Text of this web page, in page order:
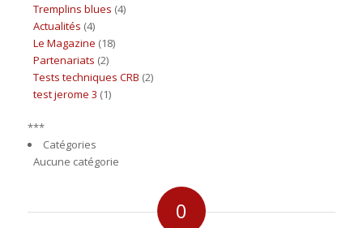
Tremplins blues (4)
Actualités (4)
Le Magazine (18)
Partenariats (2)
Tests techniques CRB (2)
test jerome 3 (1)
***
Catégories
Aucune catégorie
0